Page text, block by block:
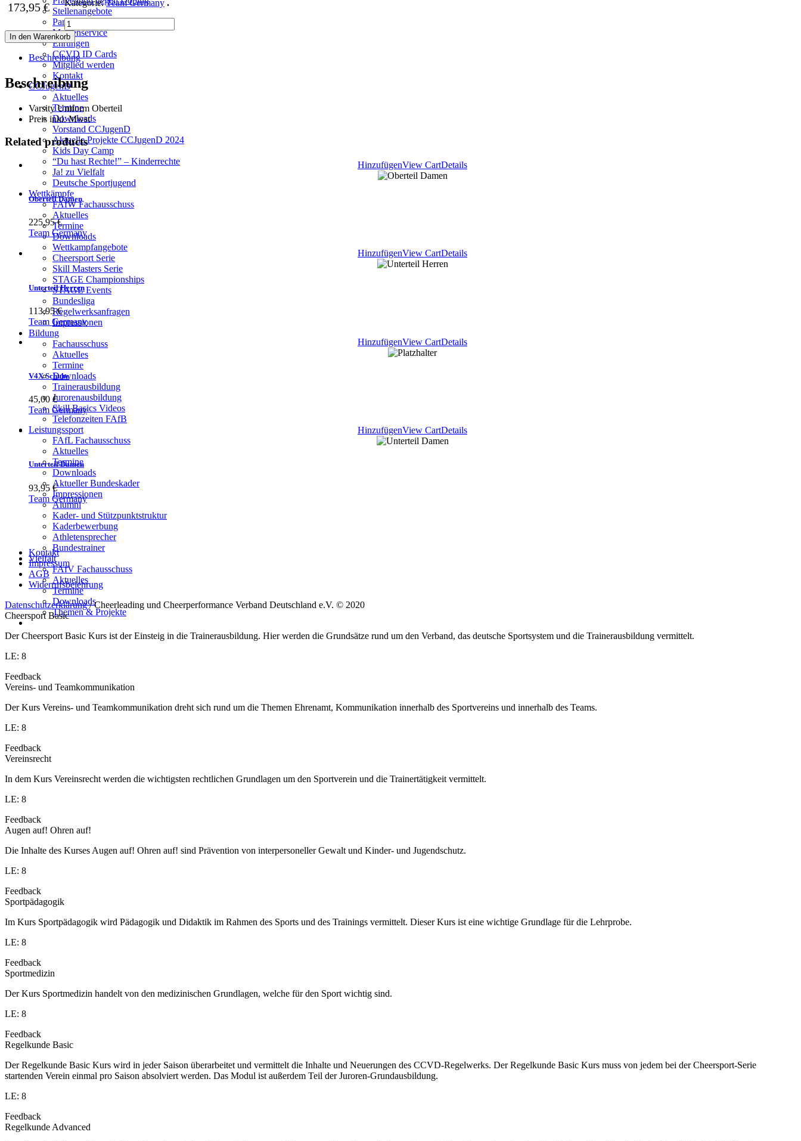
Stellenangebote
Partner
Medienservice
Ehrungen
CCVD ID Cards
Mitglied werden
Kontakt
CCJugenD
Aktuelles
Termine
Downloads
Vorstand CCJugenD
Aktuelle Projekte CCJugenD 2024
Kids Day Camp
“Du hast Rechte!” – Kinderrechte
Ja! zu Vielfalt
Deutsche Sportjugend
Wettkämpfe
FAfW Fachausschuss
Aktuelles
Termine
Downloads
Wettkampfangebote
Cheersport Serie
Skill Masters Serie
STAGE Championships
STAGE Events
Bundesliga
Regelwerksanfragen
Impressionen
Bildung
Fachausschuss
Aktuelles
Termine
Downloads
Trainerausbildung
Jurorenausbildung
Skill Basics Videos
Telefonzeiten FAfB
Leistungssport
FAfL Fachausschuss
Aktuelles
Termine
Downloads
Aktueller Bundeskader
Impressionen
Alumni
Kader- und Stützpunktstruktur
Kaderbewerbung
Athletensprecher
Bundestrainer
Vielfalt
FAfV Fachausschuss
Aktuelles
Termine
Downloads
Themen & Projekte
173,95€ Kategorie:Team Germany .
Oberteil
Herren
Menge
In den Warenkorb
Beschreibung
Beschreibung
Varsity Uniform Oberteil
Preis inkl. Mwst
Related products
HinzufügenView CartDetails
Oberteil Damen
225,95€
Team Germany
HinzufügenView CartDetails
Unterteil Herren
113,95€
Team Germany
HinzufügenView CartDetails
V4X Schuhe
45,00 €
Team Germany
HinzufügenView CartDetails
Unterteil Damen
93,95 €
Team Germany
Kontakt
Impressum
AGB
Widerrufsbelehrung
Datenschutzerklärung/ Cheerleading und Cheerperformance Verband Deutschland e.V. © 2020
Cheersport Basic
Der Cheersport Basic Kurs ist der Einsteig in die Trainerausbildung. Hier werden die Grundsätze rund um den Verband, das deutsche Sportsystem und die Trainerausbildung vermittelt.
LE: 8
Feedback
Vereins- und Teamkommunikation
Der Kurs Vereins- und Teamkommunikation dreht sich rund um die Themen Ehrenamt, Kommunikation innerhalb des Sportvereins und innerhalb des Teams.
LE: 8
Feedback
Vereinsrecht
In dem Kurs Vereinsrecht werden die wichtigsten rechtlichen Grundlagen um den Sportverein und die Trainertätigkeit vermittelt.
LE: 8
Feedback
Augen auf! Ohren auf!
Die Inhalte des Kurses Augen auf! Ohren auf! sind Prävention von interpersoneller Gewalt und Kinder- und Jugendschutz.
LE: 8
Feedback
Sportpädagogik
Im Kurs Sportpädagogik wird Pädagogik und Didaktik im Rahmen des Sports und des Trainings vermittelt. Dieser Kurs ist eine wichtige Grundlage für die Lehrprobe.
LE: 8
Feedback
Sportmedizin
Der Kurs Sportmedizin handelt von den medizinischen Grundlagen, welche für den Sport wichtig sind.
LE: 8
Feedback
Regelkunde Basic
Der Regelkunde Basic Kurs wird in jeder Saison überarbeitet und vermittelt die Inhalte und Neuerungen des CCVD-Regelwerks. Der Regelkunde Basic Kurs muss von jedem bei der Cheersport-Serie
startenden Verein einmal pro Saison absolviert werden. Das Modul ist außerdem Teil der Juroren-Grundausbildung.
LE: 8
Feedback
Regelkunde Advanced